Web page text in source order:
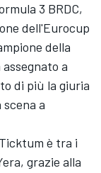
3 BRDC,
dell'Eurocup
della
a
di più la giuria
a
è tra i
grazie alla